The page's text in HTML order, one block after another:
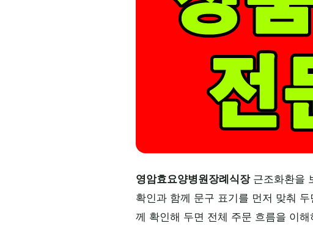
영암효요양병원장례식장근조화환을
확인과 함께 문구 표기를 먼저 맞춰
께 확인해 두면 전체 주문 흐름을 이